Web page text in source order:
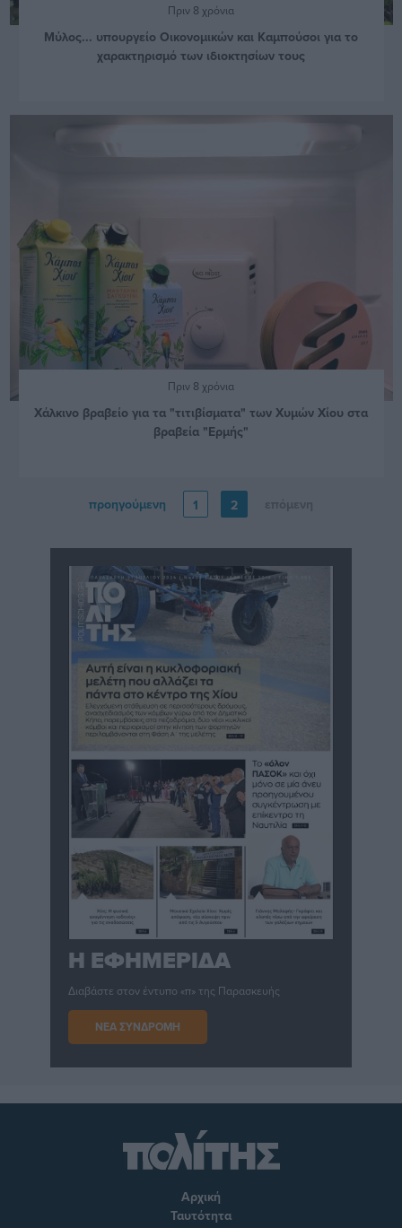
Πριν 8 χρόνια
Μύλος... υπουργείο Οικονομικών και Καμπούσοι για το
χαρακτηρισμό των ιδιοκτησίων τους
Πριν 8 χρόνια
Χάλκινο βραβείο για τα "τιτιβίσματα" των Χυμών Χίου στα
βραβεία "Ερμής"
προηγούμενη 1 2
Η ΕΦΗΜΕΡΙΔΑ
Διαβάστε στον έντυπο «π» της Παρασκευής
ΝΕΑ ΣΥΝΔΡΟΜΗ
Αρχική
Ταυτότητα